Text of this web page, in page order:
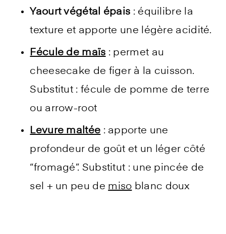
Yaourt végétal épais : équilibre la
texture et apporte une légère acidité.
Fécule de maïs : permet au
cheesecake de figer à la cuisson.
Substitut : fécule de pomme de terre
ou arrow-root
Levure maltée : apporte une
profondeur de goût et un léger côté
“fromagé”. Substitut : une pincée de
sel + un peu de miso blanc doux